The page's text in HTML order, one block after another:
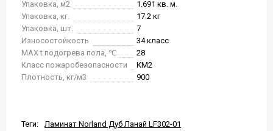
Упаковка, м2
1.691 кв. м.
Упаковка, кг.
17.2 кг
Упаковка, шт.
7
Износостойкость
34 класс
MAX t подогрева пола, ℃
28
Класс пожаробезопасности
КМ2
Плотность, кг/м3
900
Теги:
Ламинат Norland Дуб Ланай LF302-01